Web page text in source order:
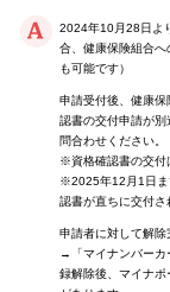
2024年10月28日よ
合、健康保険組合
も可能です）
申請受付後、健康
認書の交付申請が
問合わせください。
※資格確認書の交付
※2025年12月1日ま
認書が直ちに交付さ
申請者に対して解除
→「マイナンバーカ
録解除後、マイナ